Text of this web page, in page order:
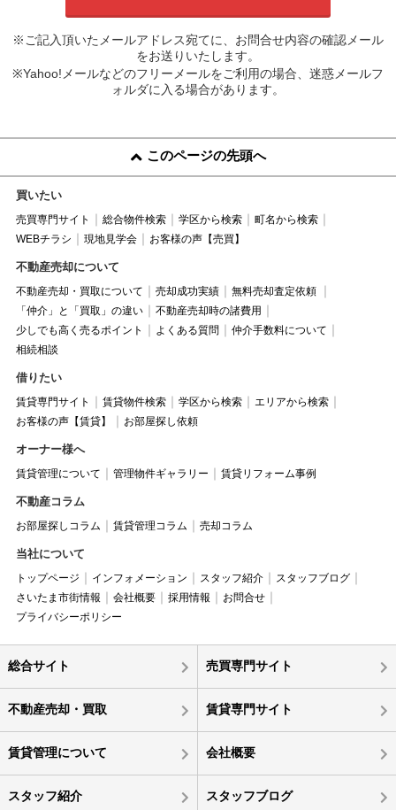
※ご記入頂いたメールアドレス宛てに、お問合せ内容の確認メール
をお送りいたします。
※Yahoo!メールなどのフリーメールをご利用の場合、迷惑メールフ
ォルダに入る場合があります。
このページの先頭へ
買いたい
売買専門サイト 総合物件検索 学区から検索
町名から検索
WEBチラシ
現地見学会 お客様の声【売買】
不動産売却について
不動産売却・買取について 売却成功実績
無料売却査定依頼
「仲介」と「買取」の違い
不動産売却時の諸費用
少しでも高く売るポイント
よくある質問
仲介手数料について
相続相談
借りたい
賃貸専門サイト 賃貸物件検索 学区から検索
エリアから検索
お客様の声【賃貸】
お部屋探し依頼
オーナー様へ
賃貸管理について 管理物件ギャラリー 賃貸リフォーム事例
不動産コラム
お部屋探しコラム 賃貸管理コラム 売却コラム
当社について
トップページ インフォメーション スタッフ紹介
スタッフブログ
さいたま市街情報
会社概要 採用情報
お問合せ
プライバシーポリシー
総合サイト 売買専門サイト
不動産売却・買取 賃貸専門サイト
賃貸管理について 会社概要
スタッフ紹介 スタッフブログ